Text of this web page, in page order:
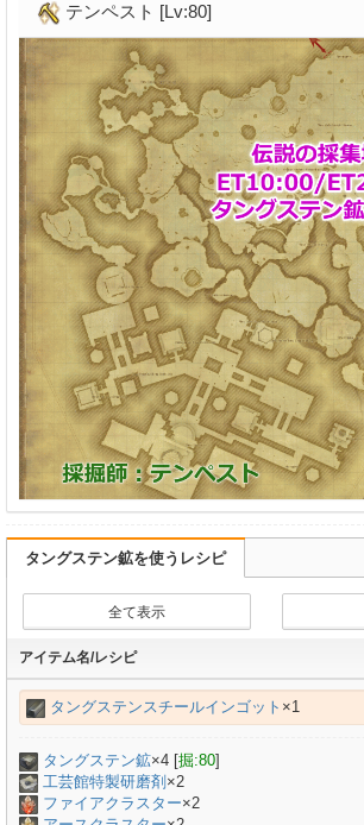
テンペスト [Lv:80]
タングステン鉱を使うレシピ
全て表示
アイテム名/レシピ
タングステンスチールインゴット ×1
タングステン鉱×4 [掘:80]
工芸館特製研磨剤 ×2
ファイアクラスター×2